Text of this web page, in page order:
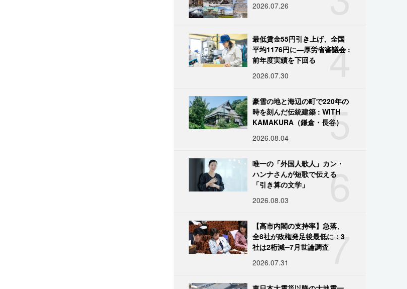
2026.07.26
4
最低賃金55円引き上げ、全国
平均1176円に―厚労省審議会 :
前年度実績を下回る
2026.07.30
5
豪雪の地と海辺の町で220年の
時を刻んだ伝統建築 : WITH
KAMAKURA（鎌倉・長谷）
2026.08.04
6
唯一の「外国人歌人」カン・
ハンナさんが短歌で伝える
「引き算の文学」
2026.08.03
7
【高市内閣の支持率】急落、
全8社が政権発足後最低に：3
社は2桁減─7月世論調査
2026.07.31